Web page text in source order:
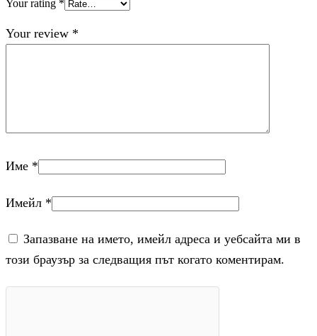
Your rating *
Your review *
Име *
Имейл *
Запазване на името, имейл адреса и уебсайта ми в
този браузър за следващия път когато коментирам.